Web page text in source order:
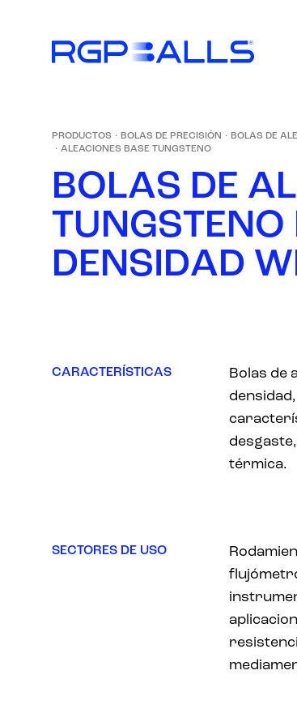
PRODUCTOS · BOLAS DE PRECISIÓN · BOLAS DE
· ALEACIONES BASE TUNGSTENO
BOLAS DE AL
TUNGSTENO
DENSIDAD W
CARACTERÍSTICAS
Bolas de
térmica.
SECTORES DE USO